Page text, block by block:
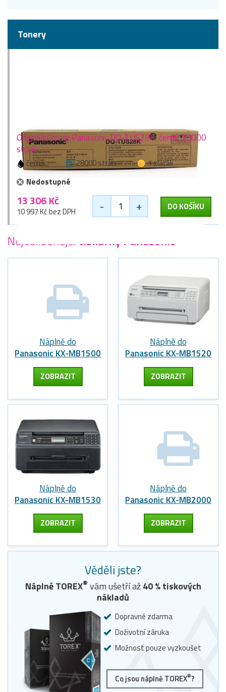
Tonery
Originální toner Panasonic DQ-TUS28K, černý, 28000
stran
černá 28000 stran
1 zlaťák
Nedostupné
13 306 Kč
10 997 Kč bez DPH - + DO KOŠÍKU
Nejoblíbenější tiskárny Panasonic
Náplně do
Panasonic KX-MB1500
ZOBRAZIT
Náplně do
Panasonic KX-MB1520
ZOBRAZIT
Náplně do
Panasonic KX-MB1530
ZOBRAZIT
Náplně do
Panasonic KX-MB2000
ZOBRAZIT
Věděli jste?
Náplně TOREX® vám ušetří až40% tiskových
nákladů
Dopravné zdarma
Doživotní záruka
Možnost pouze vyzkoušet
Co jsou náplně TOREX®?